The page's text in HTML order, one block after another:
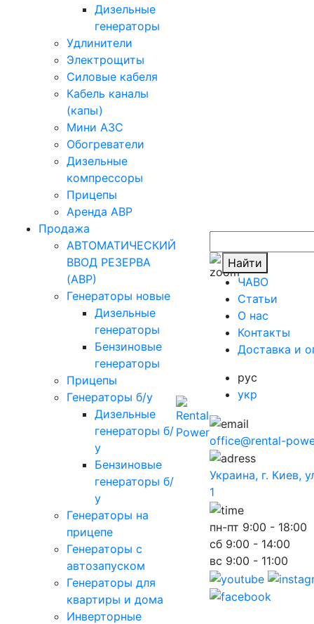
Дизельные
генераторы
Удлинители
Электрощиты
Силовые кабеля
Кабель каналы
(капы)
Мини АЗС
Обогреватели
Дизельные
компрессоры
Прицепы
Аренда АВР
Продажа
АВТОМАТИЧЕСКИЙ
ВВОД РЕЗЕРВА
(АВР)
Генераторы новые
Дизельные
генераторы
Бензиновые
генераторы
Прицепы
Генераторы б/у
Дизельные
генераторы б/
у
Бензиновые
генераторы б/
у
Генераторы на
прицепе
Генераторы с
автозапуском
Генераторы для
квартиры и дома
Инверторные
Найти
ЧАВО
Cтатьи
O нас
Контакты
Доставка и
рус
укр
office@rental-
Украина, г. Киев,
1
пн-пт 9:00 - 18:00
сб 9:00 - 14:00
вс 9:00 - 11:00